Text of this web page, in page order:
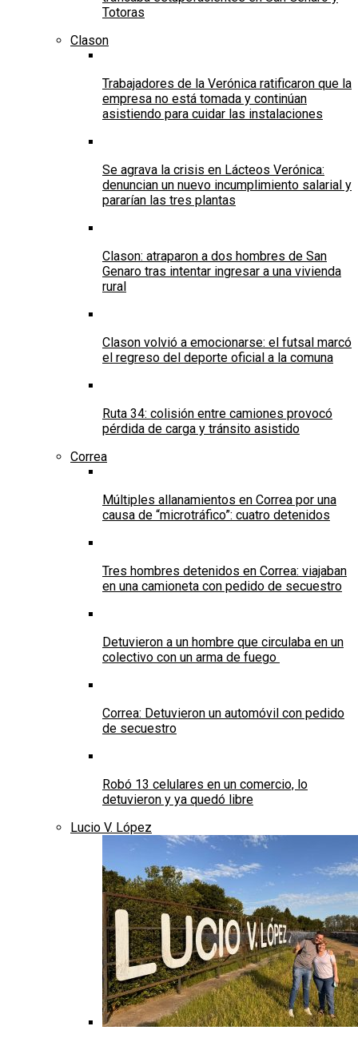
Totoras
Clason
Trabajadores de la Verónica ratificaron que la
empresa no está tomada y continúan
asistiendo para cuidar las instalaciones
Se agrava la crisis en Lácteos Verónica:
denuncian un nuevo incumplimiento salarial y
pararían las tres plantas
Clason: atraparon a dos hombres de San
Genaro tras intentar ingresar a una vivienda
rural
Clason volvió a emocionarse: el futsal marcó
el regreso del deporte oficial a la comuna
Ruta 34: colisión entre camiones provocó
pérdida de carga y tránsito asistido
Correa
Múltiples allanamientos en Correa por una
causa de “microtráfico”: cuatro detenidos
Tres hombres detenidos en Correa: viajaban
en una camioneta con pedido de secuestro
Detuvieron a un hombre que circulaba en un
colectivo con un arma de fuego
Correa: Detuvieron un automóvil con pedido
de secuestro
Robó 13 celulares en un comercio, lo
detuvieron y ya quedó libre
Lucio V. López